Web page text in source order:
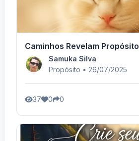
Caminhos Revelam Propósito
Samuka Silva
Propósito • 26/07/2025
37 0 0